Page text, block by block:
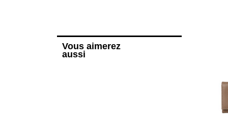
Vous aimerez
aussi